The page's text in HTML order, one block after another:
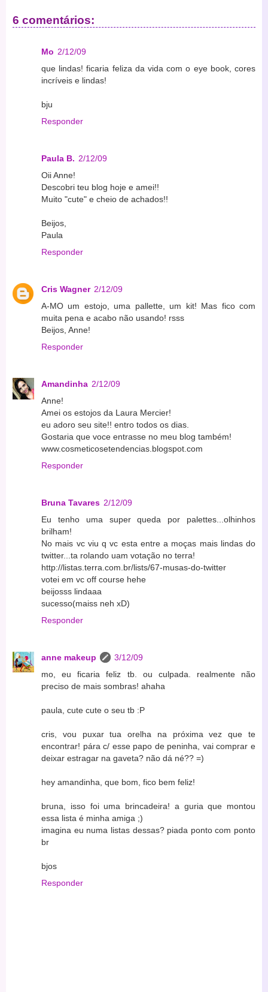
6 comentários:
Mo 2/12/09
que lindas! ficaria feliza da vida com o eye book, cores
incríveis e lindas!
bju
Responder
Paula B. 2/12/09
Oii Anne!
Descobri teu blog hoje e amei!!
Muito "cute" e cheio de achados!!
Beijos,
Paula
Responder
Cris Wagner 2/12/09
A-MO um estojo, uma pallette, um kit! Mas fico com
muita pena e acabo não usando! rsss
Beijos, Anne!
Responder
Amandinha 2/12/09
Anne!
Amei os estojos da Laura Mercier!
eu adoro seu site!! entro todos os dias.
Gostaria que voce entrasse no meu blog também!
www.cosmeticosetendencias.blogspot.com
Responder
Bruna Tavares 2/12/09
Eu tenho uma super queda por palettes...olhinhos
brilham!
No mais vc viu q vc esta entre a moças mais lindas do
twitter...ta rolando uam votação no terra!
http://listas.terra.com.br/lists/67-musas-do-twitter
votei em vc off course hehe
beijosss lindaaa
sucesso(maiss neh xD)
Responder
anne makeup
3/12/09
mo, eu ficaria feliz tb. ou culpada. realmente não
preciso de mais sombras! ahaha
paula, cute cute o seu tb :P
cris, vou puxar tua orelha na próxima vez que te
encontrar! pára c/ esse papo de peninha, vai comprar e
deixar estragar na gaveta? não dá né?? =)
hey amandinha, que bom, fico bem feliz!
bruna, isso foi uma brincadeira! a guria que montou
essa lista é minha amiga ;)
imagina eu numa listas dessas? piada ponto com ponto
br
bjos
Responder